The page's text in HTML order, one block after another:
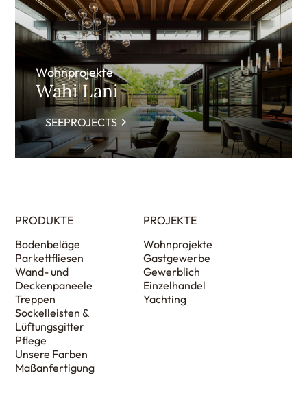
Wohnprojekte
Wahi Lani
SEEPROJECTS
PRODUKTE
Bodenbeläge
Parkettfliesen
Wand- und
Deckenpaneele
Treppen
Sockelleisten &
Lüftungsgitter
Pflege
Unsere Farben
Maßanfertigung
PROJEKTE
Wohnprojekte
Gastgewerbe
Gewerblich
Einzelhandel
Yachting